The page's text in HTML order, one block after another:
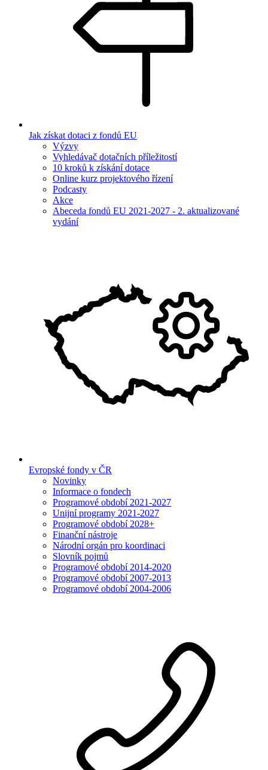
Jak získat dotaci z fondů EU
Výzvy
Vyhledávač dotačních příležitostí
10 kroků k získání dotace
Online kurz projektového řízení
Podcasty
Akce
Abeceda fondů EU 2021-2027 - 2. aktualizované
vydání
Evropské fondy v ČR
Novinky
Informace o fondech
Programové období 2021-2027
Unijní programy 2021-2027
Programové období 2028+
Finanční nástroje
Národní orgán pro koordinaci
Slovník pojmů
Programové období 2014-2020
Programové období 2007-2013
Programové období 2004-2006